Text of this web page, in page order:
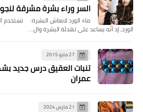
السر وراء بشرة مشرقة
ماء الورد لانعاش البشرة: تستخدم
الورد، إذ أنّه يساعد على تهدئة البشرة وال…
27 مايو 2015
تنبات العقيق درس جديد
عمران
21 مارس 2024